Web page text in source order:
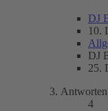
DJ
10.
DJ
25.
Antworten
4